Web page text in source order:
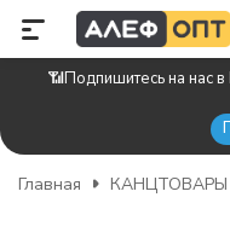
📶Подпишитесь на нас в
Главная КАНЦТОВАРЫ